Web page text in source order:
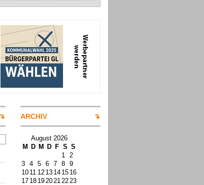
ARCHIV
August 2026
M
D M D F S S
1 2
3 4 5 6 7 8 9
10 11 12 13 14 15 16
17 18 1920212223